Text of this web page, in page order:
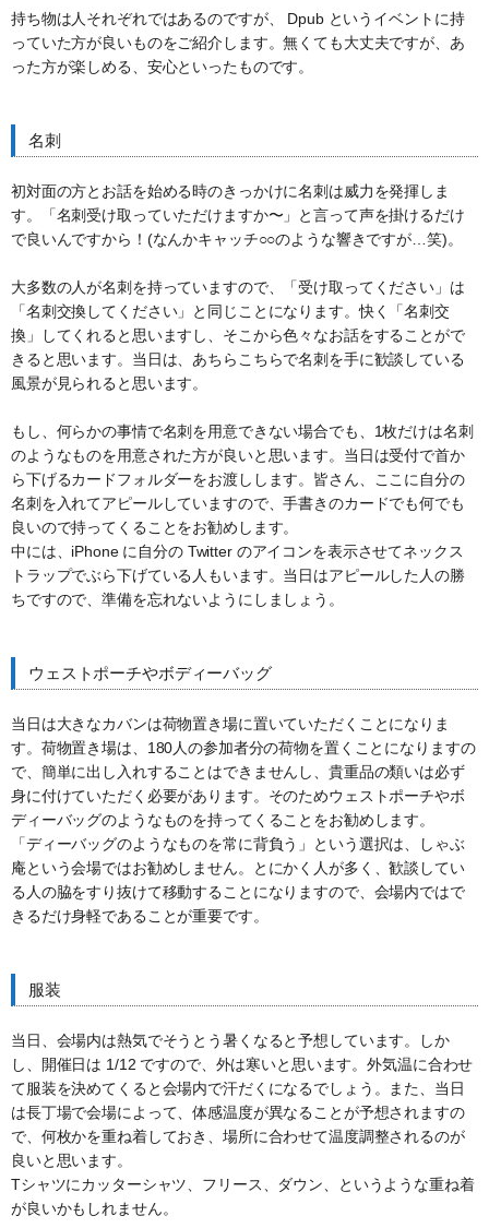
持ち物は人それぞれではあるのですが、 Dpub というイベントに持
っていた方が良いものをご紹介します。無くても大丈夫ですが、あ
った方が楽しめる、安心といったものです。
名刺
初対面の方とお話を始める時のきっかけに名刺は威力を発揮しま
す。「名刺受け取っていただけますか〜」と言って声を掛けるだけ
で良いんですから！(なんかキャッチ○○のような響きですが…笑)。
大多数の人が名刺を持っていますので、「受け取ってください」は
「名刺交換してください」と同じことになります。快く「名刺交
換」してくれると思いますし、そこから色々なお話をすることがで
きると思います。当日は、あちらこちらで名刺を手に歓談している
風景が見られると思います。
もし、何らかの事情で名刺を用意できない場合でも、1枚だけは名刺
のようなものを用意された方が良いと思います。当日は受付で首か
ら下げるカードフォルダーをお渡しします。皆さん、ここに自分の
名刺を入れてアピールしていますので、手書きのカードでも何でも
良いので持ってくることをお勧めします。
中には、iPhone に自分の Twitter のアイコンを表示させてネックス
トラップでぶら下げている人もいます。当日はアピールした人の勝
ちですので、準備を忘れないようにしましょう。
ウェストポーチやボディーバッグ
当日は大きなカバンは荷物置き場に置いていただくことになりま
す。荷物置き場は、180人の参加者分の荷物を置くことになりますの
で、簡単に出し入れすることはできませんし、貴重品の類いは必ず
身に付けていただく必要があります。そのためウェストポーチやボ
ディーバッグのようなものを持ってくることをお勧めします。
「ディーバッグのようなものを常に背負う」という選択は、しゃぶ
庵という会場ではお勧めしません。とにかく人が多く、歓談してい
る人の脇をすり抜けて移動することになりますので、会場内ではで
きるだけ身軽であることが重要です。
服装
当日、会場内は熱気でそうとう暑くなると予想しています。しか
し、開催日は 1/12 ですので、外は寒いと思います。外気温に合わせ
て服装を決めてくると会場内で汗だくになるでしょう。また、当日
は長丁場で会場によって、体感温度が異なることが予想されますの
で、何枚かを重ね着しておき、場所に合わせて温度調整されるのが
良いと思います。
Tシャツにカッターシャツ、フリース、ダウン、というような重ね着
が良いかもしれません。